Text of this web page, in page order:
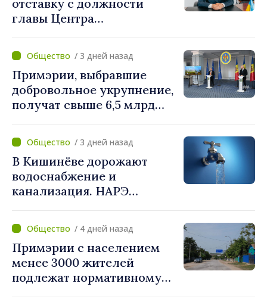
отставку с должности
главы Центра
коммуникации и
противодействия
дезинформации
/ 3 дней назад
Примэрии, выбравшие
добровольное укрупнение,
получат свыше 6,5 млрд
«Правительство
предоставляет примэриям,
которые добровольно
объединяются,
беспрецедентный
/ 3 дней назад
В Кишинёве дорожают
водоснабжение и
канализация. НАРЭ
/ 4 дней назад
Примэрии с населением
менее 3000 жителей
подлежат нормативному